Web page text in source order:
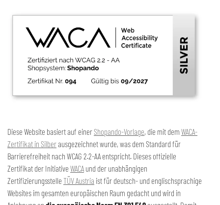
Diese Website basiert auf einerShopando-Vorlage, die mit dem WACA-
Zertifikat in Silberausgezeichnet wurde, was dem Standard für
Barrierefreiheit nach WCAG 2.2-AA entspricht. Dieses offizielle
Zertifikat der Initiative WACA und der unabhängigen
Zertifizierungsstelle TÜV Austria ist für deutsch- und englischsprachige
Websites im gesamten europäischen Raum gedacht und wird in